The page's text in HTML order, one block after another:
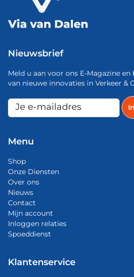
Nieuwsbrief
Meld u aan voor ons E-Magazine
van nieuwe innovaties in Verkeer &
Menu
Shop
Onze Diensten
Over ons
Nieuws
Contact
Mijn account
Inloggen relaties
Spoeddienst
Klantenservice